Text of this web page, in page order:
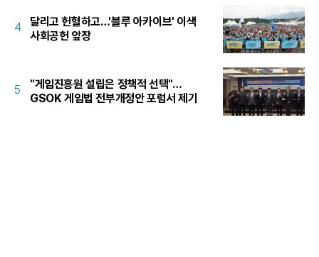
4
달리고 헌혈하고…'블루 아카이브' 이색
사회공헌 앞장
5
"게임진흥원 설립은 정책적 선택"…
GSOK 게임법 전부개정안 포럼서 제기